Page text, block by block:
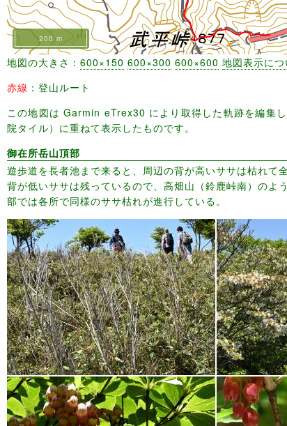
200 m
地図の大きさ： 600×150 600×300 600×600 地図表示につ
赤線 ：登山ルート
この地図は Garmin eTrex30 により取得した軌跡を編集
院タイル）に重ねて表示したものです。
御在所岳山頂部
遊歩道を長者池まで来ると、周辺の背が高いササは枯れて
背が低いササは残っているので、高畑山（鈴鹿峠南）のよ
部では各所で同様のササ枯れが進行している。